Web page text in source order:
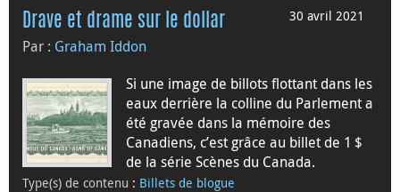
30 avril 2021
Drave et drame sur le dollar
Par : Graham Iddon
Si une image de billots flottant dans les
eaux derrière la colline du Parlement a
été gravée dans la mémoire des
Canadiens, c’est grâce au billet de 1 $
de la série Scènes du Canada.
Type(s) de contenu : Billets de blogue